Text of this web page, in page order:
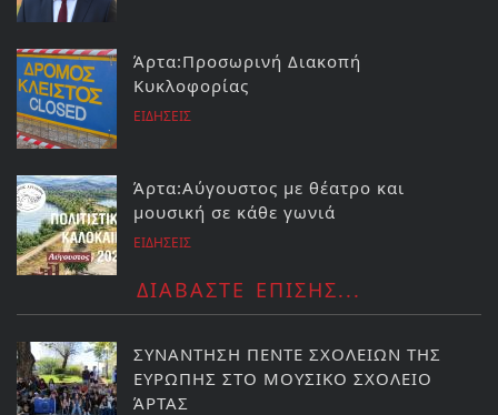
Άρτα:Προσωρινή Διακοπή
Κυκλοφορίας
ΕΙΔΗΣΕΙΣ
Άρτα:Αύγουστος με θέατρο και
μουσική σε κάθε γωνιά
ΕΙΔΗΣΕΙΣ
ΔΙΑΒΑΣΤΕ ΕΠΙΣΗΣ...
ΣΥΝΑΝΤΗΣΗ ΠΕΝΤΕ ΣΧΟΛΕΙΩΝ ΤΗΣ
ΕΥΡΩΠΗΣ ΣΤΟ ΜΟΥΣΙΚΟ ΣΧΟΛΕΙΟ
ΆΡΤΑΣ